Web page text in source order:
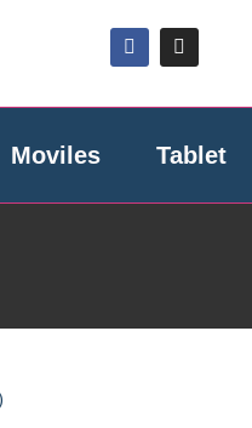
Moviles Tablet